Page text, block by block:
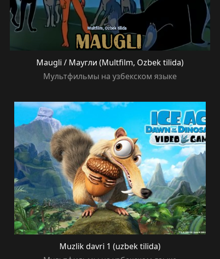
Maugli / Маугли (Multfilm, Ozbek tilida)
Мультфильмы на узбекском языке
Muzlik davri 1 (uzbek tilida)